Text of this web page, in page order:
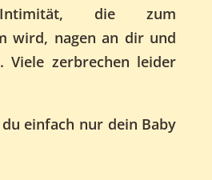
die zum
wird, nagen an dir und
Viele zerbrechen leider
einfach nur dein Baby